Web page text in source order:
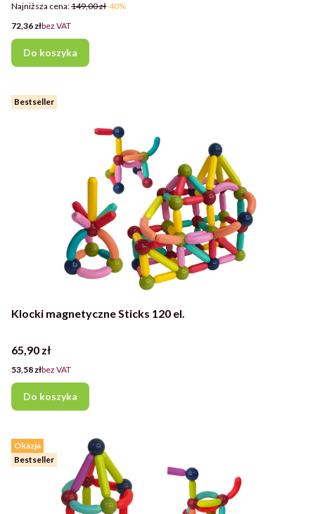
Najniższa cena:149,00 zł-40%
Cena
72,36 złbez VAT
Do koszyka
Bestseller
Klocki magnetyczne Sticks 120 el.
Cena
65,90 zł
Cena
53,58 złbez VAT
Do koszyka
Okazja
Bestseller